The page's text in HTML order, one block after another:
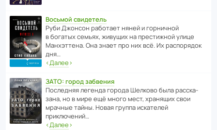
Восьмой свидетель
Руби Джонсон рабо­тает няней и горни­чной
в богатых семьях, живущих на прес­ти­жной улице
Манх­эт­тена. Она знает про них всё. Их распо­рядок
дня…
‹Далее›
ЗАТО: город забвения
После­дняя легенда города Шелково была расска­
зана, но в мире ещё много мест, хранящих свои
мрачные тайны. Новая группа иска­телей
приключений…
‹Далее›